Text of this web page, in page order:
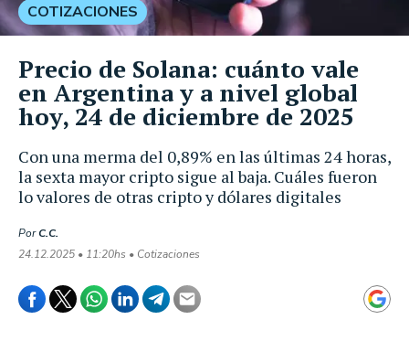
Con una merma del 0,89% en las últimas 24 horas,
la sexta mayor cripto sigue al baja. Cuáles fueron
lo valores de otras cripto y dólares digitales
PorC.C.
24.12.2025 • 11:20hs • Cotizaciones
COTIZACIONES
Precio de Solana: cuánto vale
en Argentina y a nivel global
hoy, 24 de diciembre de 2025